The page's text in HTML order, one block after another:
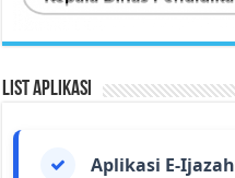
List Aplikasi
Aplikasi E-Ijazah